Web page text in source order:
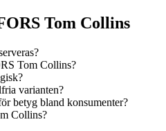
Tom Collins
Tom Collins?
varianten?
betyg bland konsumenter?
Collins?